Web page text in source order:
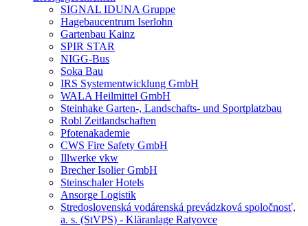
SIGNAL IDUNA Gruppe
Hagebaucentrum Iserlohn
Gartenbau Kainz
SPIR STAR
NIGG-Bus
Soka Bau
IRS Systementwicklung GmbH
WALA Heilmittel GmbH
Steinhake Garten-, Landschafts- und Sportplatzbau
Robl Zeitlandschaften
Pfotenakademie
CWS Fire Safety GmbH
Illwerke vkw
Brecher Isolier GmbH
Steinschaler Hotels
Ansorge Logistik
Stredoslovenská vodárenská prevádzková spoločnosť,
a. s. (StVPS) - Kläranlage Ratyovce